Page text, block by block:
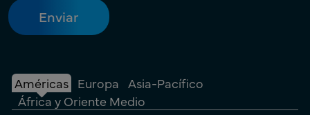
Américas Europa Asia-Pacífico
África y Oriente Medio